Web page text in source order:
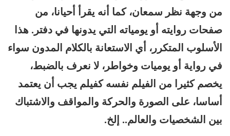
من وجهة نظر سمعان، كما أنه يقرأ أحيانا، من
صفحات روايته أو يومياته التي يدونها في دفتر. هذا
الأسلوب المتكرر، أي الاستعانة بالكلام المدون سواء
في رواية أو يوميات وخواطر، لا نعرف بالضبط،
يخصم كثيرا من الفيلم نفسه كفيلم يجب أن يعتمد
أساسا، على الصورة والحركة والمواقف والاشتباك
بين الشخصيات والعالم.. إلخ.